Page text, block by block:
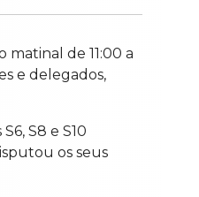
de 11:00 a
e delegados,
S8 e S10
os seus